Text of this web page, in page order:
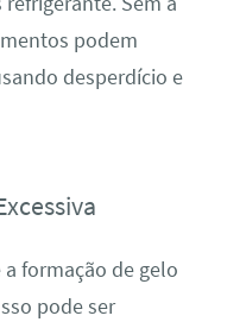
podem
desperdício e
formação de gelo
pode ser